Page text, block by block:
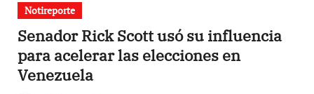
Notireporte
Senador Rick Scott usó su influencia
para acelerar las elecciones en
Venezuela